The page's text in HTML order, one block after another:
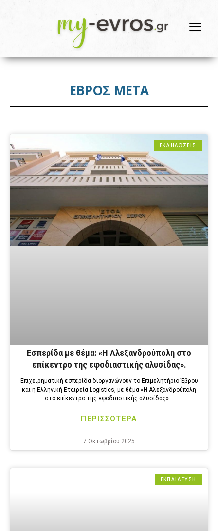
ΕΒΡΟΣ ΜΕΤΑ
ΕΚΔΗΛΩΣΕΙΣ
Εσπερίδα με θέμα: «Η Αλεξανδρούπολη στο
επίκεντρο της εφοδιαστικής αλυσίδας».
Επιχειρηματική εσπερίδα διοργανώνουν το Επιμελητήριο Έβρου
και η Ελληνική Εταιρεία Logistics, με θέμα «Η Αλεξανδρούπολη
στο επίκεντρο της εφοδιαστικής αλυσίδας»…
ΠΕΡΙΣΣΟΤΕΡΑ
7 Οκτωβρίου 2025
ΕΚΠΑΙΔΕΥΣΗ